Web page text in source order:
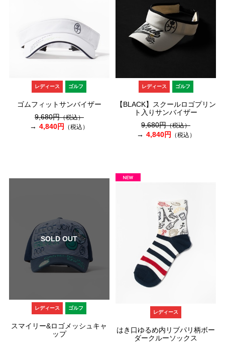
レディース ゴルフ
ゴムフィットサンバイザー
9,680円（税込）
4,840円 （税込）
レディース ゴルフ
【BLACK】スクールロゴプリン
ト入りサンバイザー
9,680円（税込）
4,840円 （税込）
SOLD OUT
レディース ゴルフ
スマイリー&ロゴメッシュキャ
ップ
レディース
はき口ゆるめ内リブパリ柄ボー
ダークルーソックス